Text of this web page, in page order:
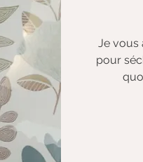
Je vous
pour